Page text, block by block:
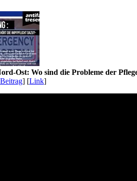
Ost: Wo sind die Probleme der
Beitrag] [Link]